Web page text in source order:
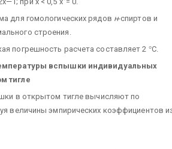
для гомологических рядов н-спиртов и
строения.
погрешность расчета составляет 2 °С.
вспышки индивидуальных
тигле
в открытом тигле вычисляют по
величины эмпирических коэффициентов